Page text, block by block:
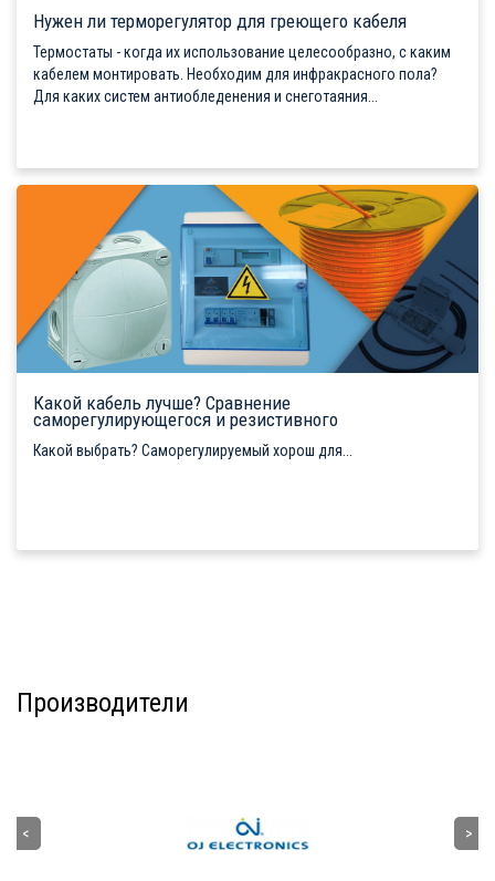
Нужен ли терморегулятор для греющего кабеля
Термостаты - когда их использование целесообразно, с каким
кабелем монтировать. Необходим для инфракрасного пола?
Для каких систем антиобледенения и снеготаяния...
Какой кабель лучше? Сравнение
саморегулирующегося и резистивного
Какой выбрать? Саморегулируемый хорош для...
Производители